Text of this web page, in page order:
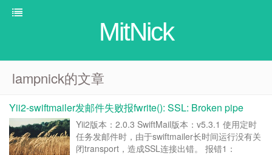
MitNick
lampnick的文章
Yii2-swiftmailer发邮件失败报fwrite(): SSL: Broken pipe
Yii2版本：2.0.3 SwiftMail版本：v5.3.1 使用定时
任务发邮件时，由于swiftmailer长时间运行没有关
闭transport，造成SSL连接出错。 报错1：